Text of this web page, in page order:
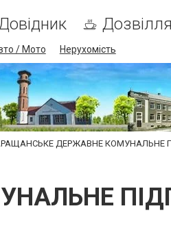
/ Мото Нерухомість
ДЕРЖАВНЕ КОМУНАЛЬНЕ